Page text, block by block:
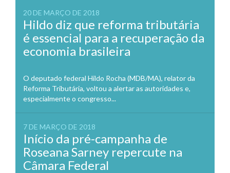
20 DE MARÇO DE 2018
Hildo diz que reforma tributária
é essencial para a recuperação da
economia brasileira
O deputado federal Hildo Rocha (MDB/MA), relator da
Reforma Tributária, voltou a alertar as autoridades e,
especialmente o congresso...
7 DE MARÇO DE 2018
Início da pré-campanha de
Roseana Sarney repercute na
Câmara Federal